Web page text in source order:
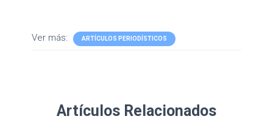
Ver más: ARTÍCULOS PERIODÍSTICOS
Artículos Relacionados